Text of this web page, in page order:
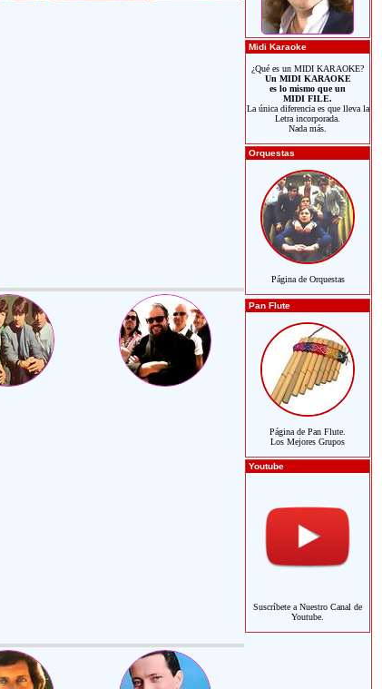
Midi Karaoke
¿Qué es un MIDI KARAOKE?
Un MIDI KARAOKE
es lo mismo que un
MIDI FILE.
La única diferencia es que lleva la
Letra incorporada.
Nada más.
Orquestas
Página de Orquestas
Pan Flute
Página de Pan Flute.
Los Mejores Grupos
Youtube
Suscríbete a Nuestro Canal de
Youtube.